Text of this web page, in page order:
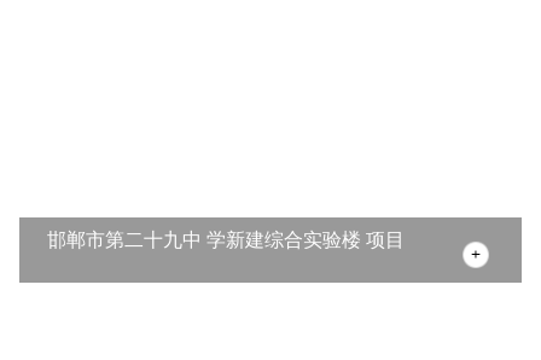
邯郸市第二十九中 学新建综合实验楼 项目